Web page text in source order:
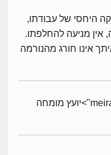
היחסי של עבודתו,
אין מניעה להחלפתו.
אינו חורג מהנורמה
ארז מירב -meirav.com" target="_blank">יועץ מומחה